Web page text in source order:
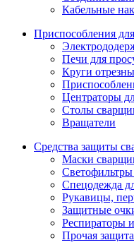
Кабельные
Приспособления
Печи для
Круги
Центраторы
Столы
Вращатели
Средства защиты
Маски
Светофильтры
Спецодежда
Рукавицы,
Защитные
Респираторы
Прочая защита